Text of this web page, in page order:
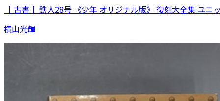
［ 古書 ］鉄人28号 《少年 オリジナル版》 復刻大全集 ユニ
横山光輝